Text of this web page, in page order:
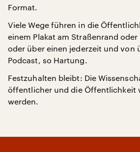
Format.
Viele Wege führen in die
einem Plakat am Straßenrand
oder über einen jederzeit und von
Podcast, so Hartung.
Festzuhalten bleibt: Die
öffentlicher und die Öffentlichkeit
werden.